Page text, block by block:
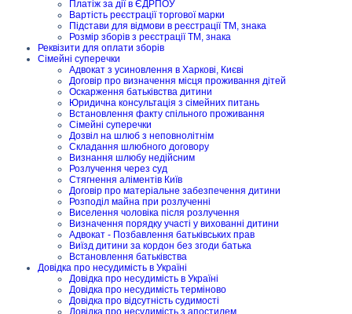
Платіж за дії в ЄДРПОУ
Вартість реєстрації торгової марки
Підстави для відмови в реєстрації ТМ, знака
Розмір зборів з реєстрації ТМ, знака
Реквізити для оплати зборів
Сімейні суперечки
Адвокат з усиновлення в Харкові, Києві
Договір про визначення місця проживання дітей
Оскарження батьківства дитини
Юридична консультація з сімейних питань
Встановлення факту спільного проживання
Сімейні суперечки
Дозвіл на шлюб з неповнолітнім
Складання шлюбного договору
Визнання шлюбу недійсним
Розлучення через суд
Стягнення аліментів Київ
Договір про матеріальне забезпечення дитини
Розподіл майна при розлученні
Виселення чоловіка після розлучення
Визначення порядку участі у вихованні дитини
Адвокат - Позбавлення батьківських прав
Виїзд дитини за кордон без згоди батька
Встановлення батьківства
Довідка про несудимість в Україні
Довідка про несудимість в Україні
Довідка про несудимість терміново
Довідка про відсутність судимості
Довідка про несудимість з апостилем